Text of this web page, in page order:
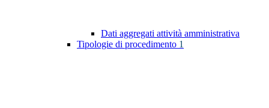
Dati aggregati attività amministrativa
Tipologie di procedimento 1